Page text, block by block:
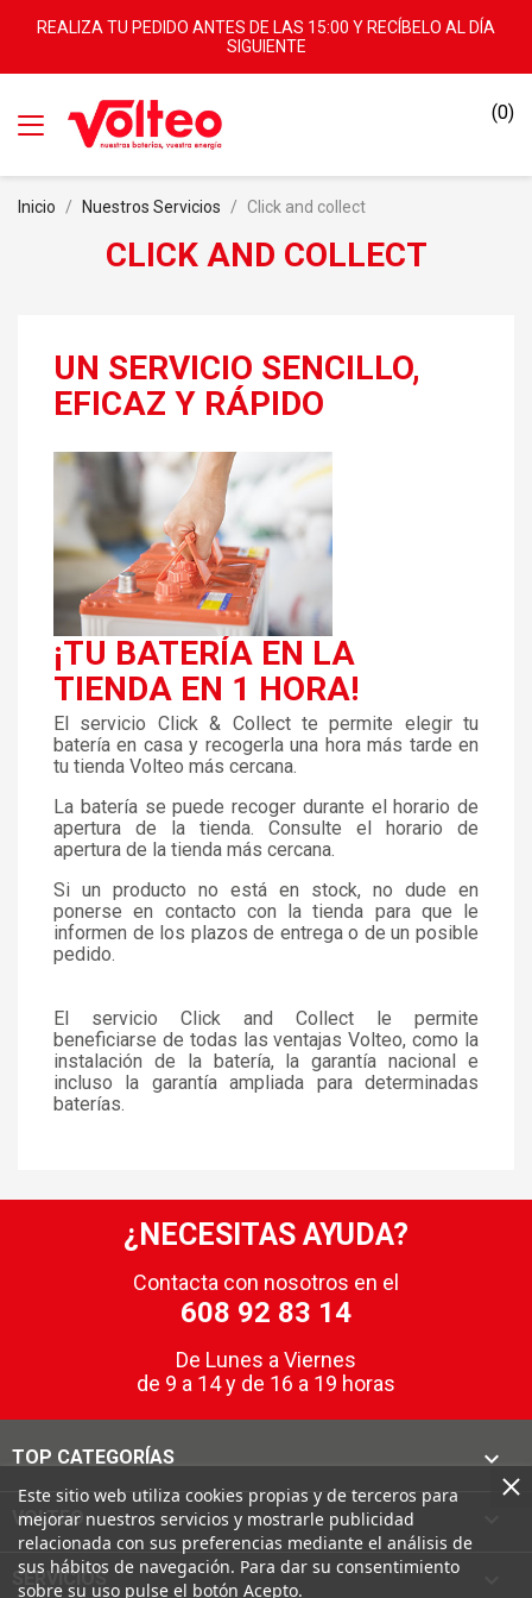
REALIZA TU PEDIDO ANTES DE LAS 15:00 Y RECÍBELO AL DÍA
SIGUIENTE
(0)
Inicio Nuestros Servicios Click and collect
CLICK AND COLLECT
UN SERVICIO SENCILLO,
EFICAZ Y RÁPIDO
¡TU BATERÍA EN LA
TIENDA EN 1 HORA!
El servicio Click & Collect te permite elegir tu
batería en casa y recogerla una hora más tarde en
tu tienda Volteo más cercana.
La batería se puede recoger durante el horario de
apertura de la tienda. Consulte el horario de
apertura de la tienda más cercana.
Si un producto no está en stock, no dude en
ponerse en contacto con la tienda para que le
informen de los plazos de entrega o de un posible
pedido.
El servicio Click and Collect le permite
beneficiarse de todas las ventajas Volteo, como la
instalación de la batería, la garantía nacional e
incluso la garantía ampliada para determinadas
baterías.
¿NECESITAS AYUDA?
Contacta con nosotros en el
608 92 83 14
De Lunes a Viernes
de 9 a 14 y de 16 a 19 horas
TOP CATEGORÍAS 
VOLTEO
SERVICIOS
Este sitio web utiliza cookies propias y de terceros para
mejorar nuestros servicios y mostrarle publicidad
relacionada con sus preferencias mediante el análisis de
sus hábitos de navegación. Para dar su consentimiento
sobre su uso pulse el botón Acepto.